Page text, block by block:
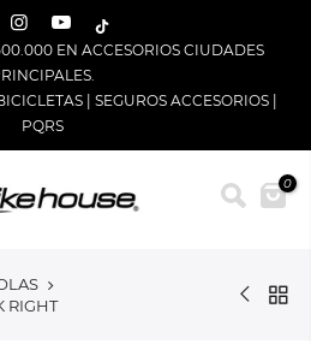
EN ACCESORIOS CIUDADES
SEGUROS ACCESORIOS
PQRS
0
RIGHT